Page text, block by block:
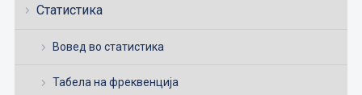
Статистика
Вовед во статистика
Табела на фреквенција